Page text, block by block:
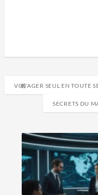
VOYAGER SEUL EN TOUTE SÉCURITÉ : ASTUCES